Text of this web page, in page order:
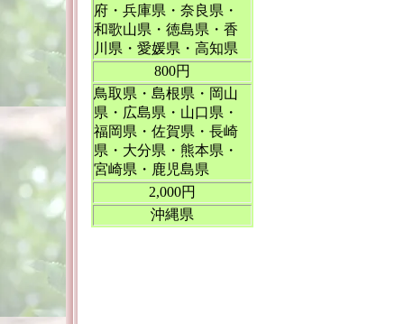
府・兵庫県・奈良県・
和歌山県・徳島県・香
川県・愛媛県・高知県
800円
鳥取県・島根県・岡山
県・広島県・山口県・
福岡県・佐賀県・長崎
県・大分県・熊本県・
宮崎県・鹿児島県
2,000円
沖縄県